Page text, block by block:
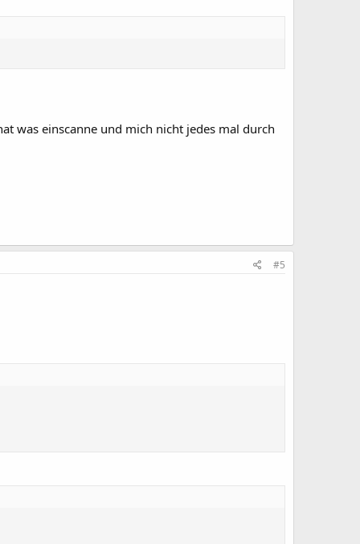
was einscanne und mich nicht jedes mal durch
#5